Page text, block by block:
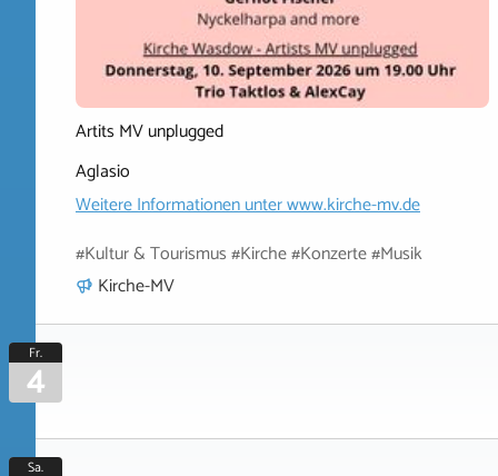
Artits MV unplugged
Aglasio
Weitere Informationen unterwww.kirche-mv.de
#Kultur & Tourismus #Kirche #Konzerte #Musik
Kirche-MV
Fr.
4
Sa.